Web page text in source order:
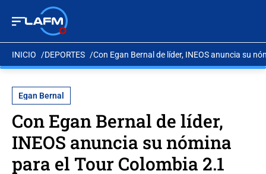
INICIO DEPORTES Con Egan Bernal de líder, INEOS anuncia su
Egan Bernal
Con Egan Bernal de líder,
INEOS anuncia su nómina
para el Tour Colombia 2.1